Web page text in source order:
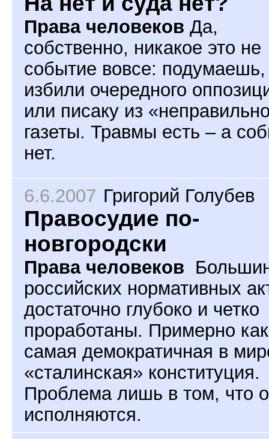
Права человеков Да,
собственно, никакое это не
событие вовсе: подумаешь,
избили очередного
или писаку из
газеты. Травмы есть – а
нет.
6.6.2007 Григорий Голубев
Правосудие по-
новгородски
Права человеков
российских нормативных
достаточно глубоко и четко
проработаны. Примерно как
самая демократичная в
«сталинская» конституция.
Проблема лишь в том, что
исполняются.